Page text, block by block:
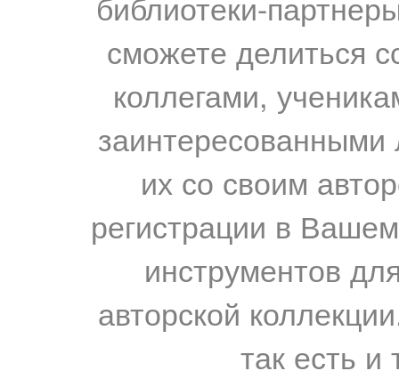
сможете делиться
коллегами,
их со своим
регистрации в
инструментов
авторской
так есть и